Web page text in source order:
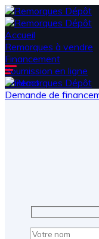
Accueil
Remorques à vendre
Financement
Soumission en ligne
Contact
Demande de